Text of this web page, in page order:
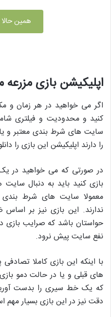
همین
اپلیکیشن بازی مزرعه
اگر می خواهید در هر زمان و
کنید و محدودیت و فیلتری
سایت های شرط بندی معتبر و
را دارند اپلیکیشن این بازی را
در صورتی که می خواهید در
بازی کنید باید به دنبال
معمولا سایت های شرط بندی
ندارند. این بازی نیز بر
حواستان باشد که صرایب بازی
نفع سایت پیش نرود.
با اینکه این بازی کاملا
های قبلی و یا در حالت دمو
که یک خط سیری را بدست
دقت نیز در این بازی بسیار مهم